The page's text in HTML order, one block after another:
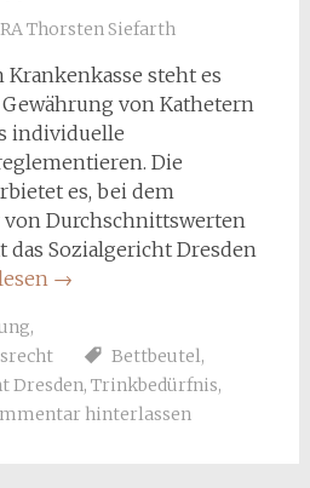
RA Thorsten Siefarth
steht es
von Kathetern
individuelle
Die
es, bei dem
Durchschnittswerten
das Sozialgericht Dresden
→
,
Bettbeutel,
Dresden, Trinkbedürfnis,
hinterlassen